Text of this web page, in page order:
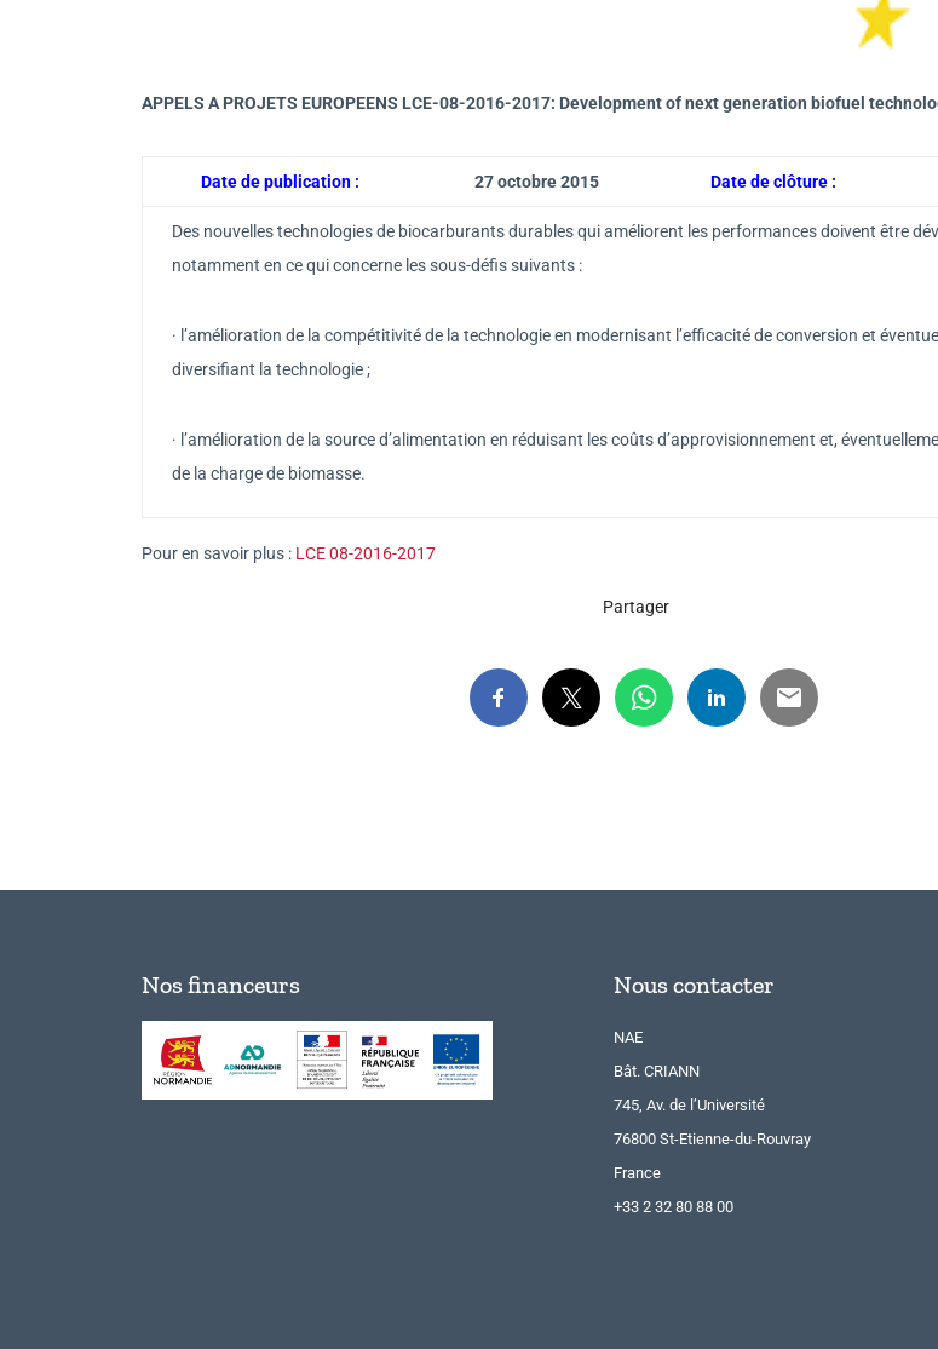
APPELS A PROJETS EUROPEENS LCE-08-2016-2017: Development of next generation biofuel
Date de publication : 27 octobre 2015 Date de clôture :
Des nouvelles technologies de biocarburants durables qui améliorent les performances doivent être
notamment en ce qui concerne les sous-défis suivants :
· l’amélioration de la compétitivité de la technologie en modernisant l’efficacité de conversion et
diversifiant la technologie ;
· l’amélioration de la source d’alimentation en réduisant les coûts d’approvisionnement et,
de la charge de biomasse.
Pour en savoir plus : LCE 08-2016-2017
Partager
Nos financeurs Nous contacter
NAE
Bât. CRIANN
745, Av. de l’Université
76800 St-Etienne-du-Rouvray
France
+33 2 32 80 88 00